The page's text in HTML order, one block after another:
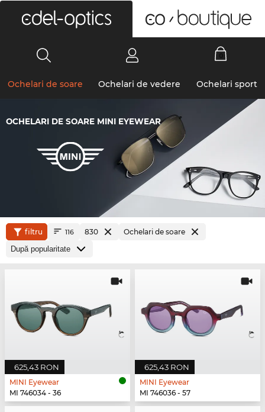
Ochelari de soare Ochelari de vedere Ochelari sport
OCHELARI DE SOARE MINI EYEWEAR
filtru 116 830 Ochelari de soare
625,43 RON
MINI Eyewear
MI 746034 - 36
625,43 RON
MINI Eyewear
MI 746036 - 57